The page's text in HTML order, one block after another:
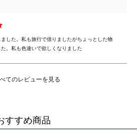
した。私も旅行で借りましたがちょっとした物
。私も色違いで欲しくなりました
てのレビューを見る
すすめ商品